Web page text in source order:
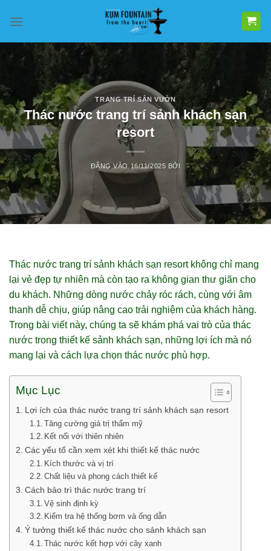
qua
dung
TRANG TRÍ SÂN VƯỜN
Thác nước trang trí sảnh khách sạn
resort
ĐĂNG VÀO 16/11/2025 BỞI
Thác nước trang trí sảnh khách sạn resort không chỉ mang
lại vẻ đẹp tự nhiên mà còn tạo ra không gian thư giãn cho
du khách. Những dòng nước chảy róc rách, cùng với âm
thanh dễ chịu, giúp nâng cao trải nghiệm của khách hàng.
Trong bài viết này, chúng ta sẽ khám phá vai trò của thác
nước trong thiết kế sảnh khách sạn, những lợi ích mà nó
mang lại và cách lựa chọn thác nước phù hợp.
Mục Lục
Lợi ích của thác nước trang trí sảnh khách sạn resort
Tăng cường giá trị thẩm mỹ
Kết nối với thiên nhiên
Các yếu tố cần xem xét khi thiết kế thác nước
Kích thước và vị trí
Chất liệu và phong cách thiết kế
Cách bảo trì thác nước trang trí
Vệ sinh định kỳ
Kiểm tra hệ thống bơm và ống dẫn
Ý tưởng thiết kế thác nước cho sảnh khách sạn
Thác nước kết hợp với cây xanh